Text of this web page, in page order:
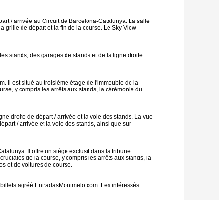
/ arrivée au Circuit de Barcelona-Catalunya. La salle
grille de départ et la fin de la course. Le Sky View
stands, des garages de stands et de la ligne droite
Il est situé au troisième étage de l'immeuble de la
y compris les arrêts aux stands, la cérémonie du
droite de départ / arrivée et la voie des stands. La vue
/ arrivée et la voie des stands, ainsi que sur
Il offre un siège exclusif dans la tribune
de la course, y compris les arrêts aux stands, la
et de voitures de course.
agréé EntradasMontmelo.com. Les intéressés